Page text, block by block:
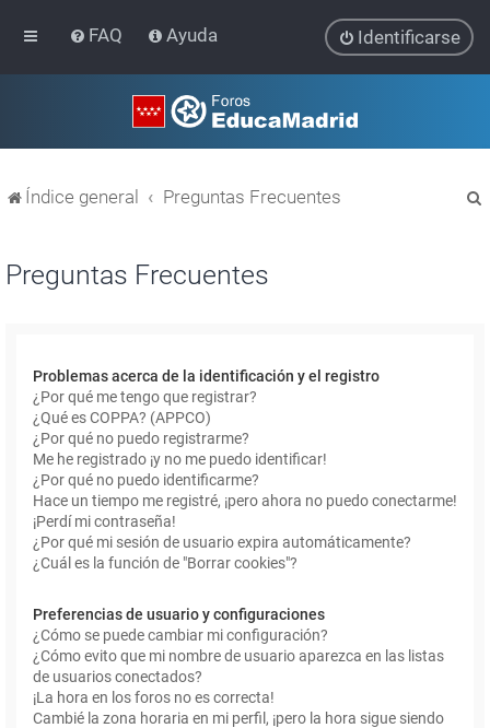
FAQ Ayuda Identificarse
Índice general Preguntas Frecuentes
Preguntas Frecuentes
Problemas acerca de la identificación y el registro
¿Por qué me tengo que registrar?
¿Qué es COPPA? (APPCO)
¿Por qué no puedo registrarme?
Me he registrado ¡y no me puedo identificar!
¿Por qué no puedo identificarme?
Hace un tiempo me registré, ¡pero ahora no puedo conectarme!
¡Perdí mi contraseña!
¿Por qué mi sesión de usuario expira automáticamente?
¿Cuál es la función de "Borrar cookies"?
Preferencias de usuario y configuraciones
¿Cómo se puede cambiar mi configuración?
¿Cómo evito que mi nombre de usuario aparezca en las listas
de usuarios conectados?
¡La hora en los foros no es correcta!
Cambié la zona horaria en mi perfil, ¡pero la hora sigue siendo